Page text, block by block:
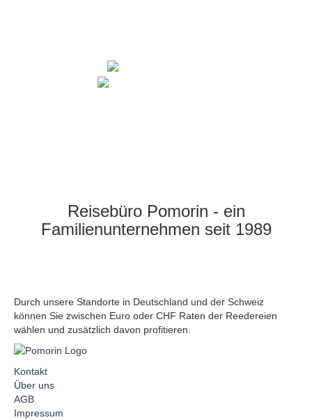
Reisebüro Pomorin - ein
Familienunternehmen seit 1989
Durch unsere Standorte in Deutschland und der Schweiz
können Sie zwischen Euro oder CHF Raten der Reedereien
wählen und zusätzlich davon profitieren.
Kontakt
Über uns
AGB
Impressum